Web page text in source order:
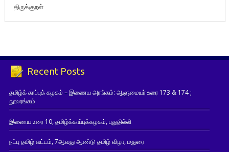
திருக்குறள்
Recent Posts
தமிழ்க் காப்புக் கழகம் – இணைய அரங்கம்: ஆளுமையர் உரை 173 & 174 ;
நூலரங்கம்
இணைய உரை 10, தமிழ்க்காப்புக்கழகம், புதுதில்லி
நட்பு தமிழ் வட்டம், 7ஆவது ஆண்டு தமிழ் விழா, மதுரை